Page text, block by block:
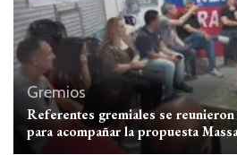
Gremios
Referentes gremiales se
para acompañar la propuesta